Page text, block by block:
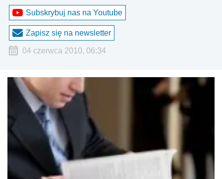
Subskrybuj nas na Youtube
Zapisz się na newsletter
04 czerwca 2010, 06:34